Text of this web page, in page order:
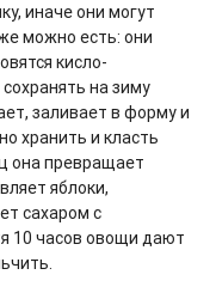
иначе они могут
можно есть: они
кисло-
на зиму
заливает в форму и
хранить и класть
она превращает
яблоки,
сахаром с
10 часов овощи дают